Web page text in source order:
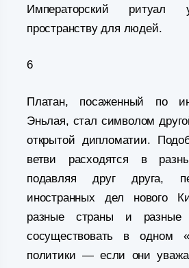
Императорский ритуал
пространству для людей.
6
Платан, посаженный по
Эньлая, стал символом
открытой дипломатии.
ветви расходятся в
подавляя друг друга,
иностранных дел нового
разные страны и разные
сосуществовать в одном
политики — если они